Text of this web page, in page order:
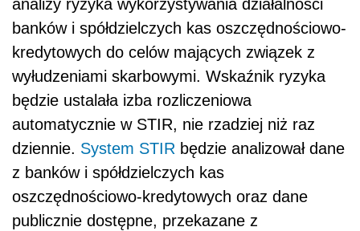
analizy ryzyka wykorzystywania działalności
banków i spółdzielczych kas oszczędnościowo-
kredytowych do celów mających związek z
wyłudzeniami skarbowymi. Wskaźnik ryzyka
będzie ustalała izba rozliczeniowa
automatycznie w STIR, nie rzadziej niż raz
dziennie. System STIR będzie analizował dane
z banków i spółdzielczych kas
oszczędnościowo-kredytowych oraz dane
publicznie dostępne, przekazane z